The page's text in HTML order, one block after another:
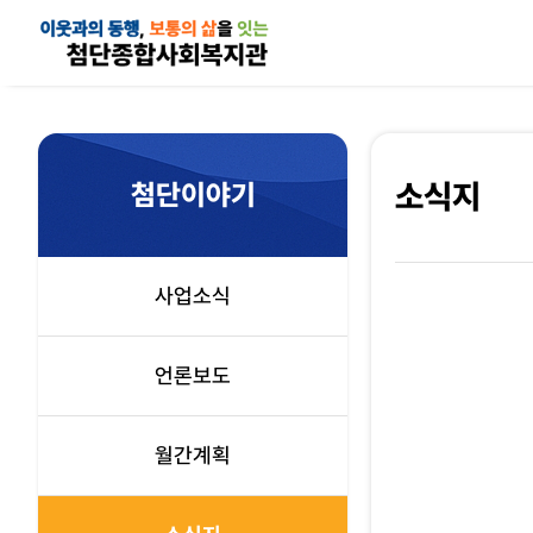
첨단이야기
사업소식
언론보도
월간계획
소식지